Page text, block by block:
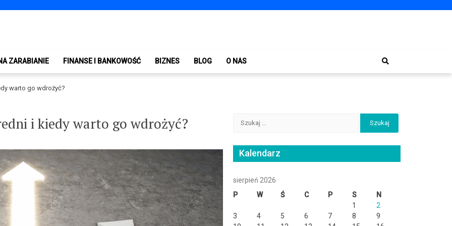
ZARABIANIE FINANSE I BANKOWOŚĆ BIZNES BLOG O NAS
warto go wdrożyć?
i kiedy warto go wdrożyć?
Kalendarz
sierpień 2026
P
W Ś C P S
N
1
2
3
4 5 6 7 8
9